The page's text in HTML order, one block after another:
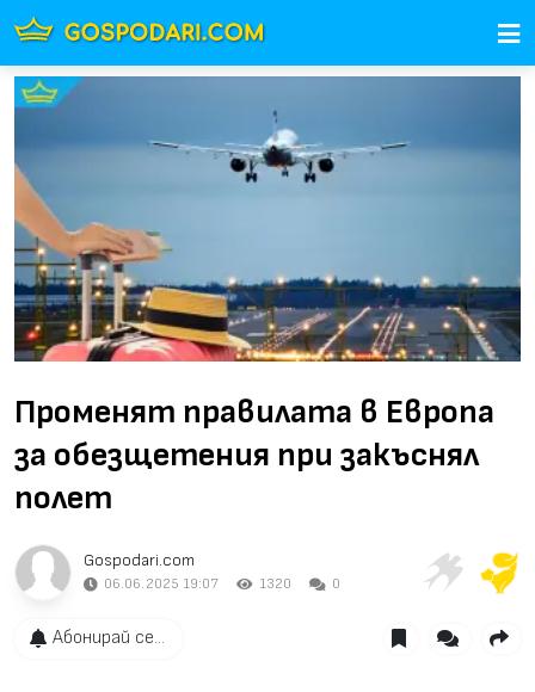
Променят правилата в Европа
за обезщетения при закъснял
полет
Gospodari.com
06.06.2025 19:07 1320 0
Абонирай се...